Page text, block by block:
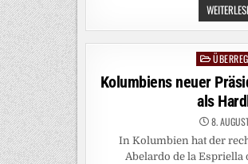
Posted
Kolumbiens neuer
als
8.
In Kolumbien hat der
Abelardo de la Espriella